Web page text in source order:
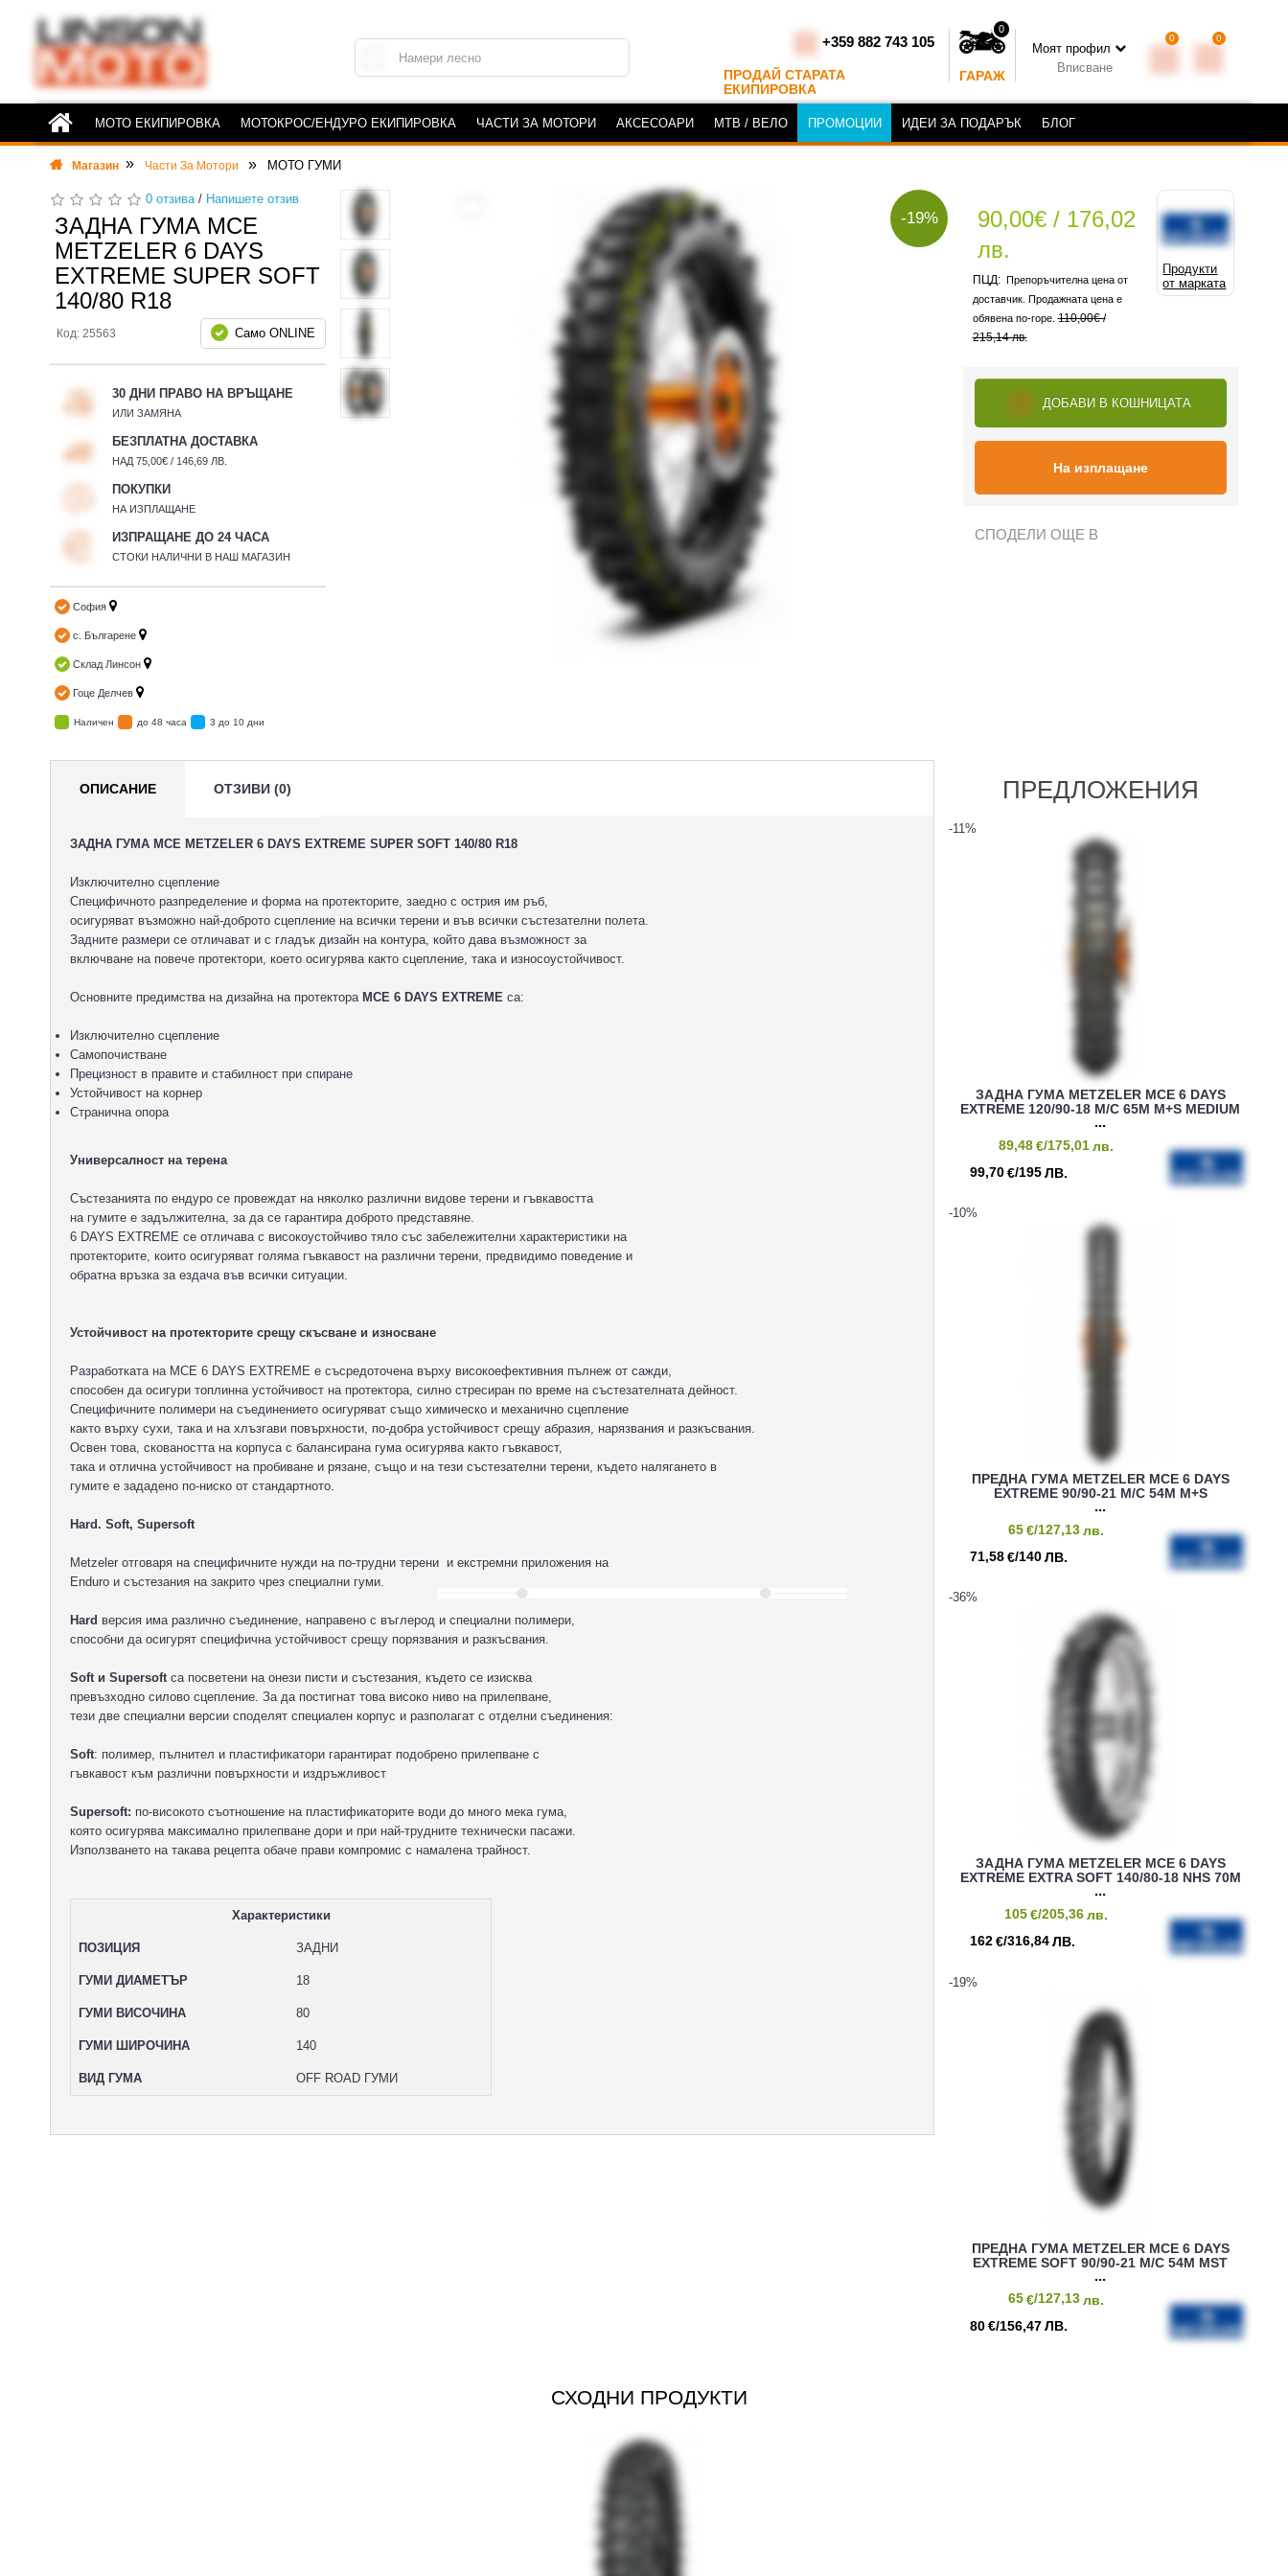
+359 882 743 105
ПРОДАЙ СТАРАТА
ЕКИПИРОВКА
0
ГАРАЖ
Моят профил
Вписване
0 0
МОТО ЕКИПИРОВКА МОТОКРОС/ЕНДУРО ЕКИПИРОВКА ЧАСТИ ЗА МОТОРИ АКСЕСОАРИ MTB / ВЕЛО ПРОМОЦИИ ИДЕИ ЗА ПОДАРЪК БЛОГ
Магазин Части За Мотори МОТО ГУМИ
0 отзива/ Напишете отзив
ЗАДНА ГУМА MCE
METZELER 6 DAYS
EXTREME SUPER SOFT
140/80 R18
Код: 25563 Само ONLINE
30 ДНИ ПРАВО НА ВРЪЩАНЕ
ИЛИ ЗАМЯНА
БЕЗПЛАТНА ДОСТАВКА
НАД 75,00€ / 146,69 ЛВ.
ПОКУПКИ
НА ИЗПЛАЩАНЕ
ИЗПРАЩАНЕ ДО 24 ЧАСА
СТОКИ НАЛИЧНИ В НАШ МАГАЗИН
София
с. Българене
Склад Линсон
Гоце Делчев
Наличен до 48 часа 3 до 10 дни
-19%
Продукти
от марката
90,00€ / 176,02
лв.
Препоръчителна цена от
доставчик. Продажната цена е
обявена по-горе. 110,00€ /
215,14 лв.
ДОБАВИ В КОШНИЦАТА
На изплащане
СПОДЕЛИ ОЩЕ В
ОПИСАНИЕ ОТЗИВИ (0)
ЗАДНА ГУМА MCE METZELER 6 DAYS EXTREME SUPER SOFT 140/80 R18
Изключително сцепление
Специфичното разпределение и форма на протекторите, заедно с острия им ръб,
осигуряват възможно най-доброто сцепление на всички терени и във всички състезателни полета.
Задните размери се отличават и с гладък дизайн на контура, който дава възможност за
включване на повече протектори, което осигурява както сцепление, така и износоустойчивост.
Основните предимства на дизайна на протектораMCE 6 DAYS EXTREME са:
Изключително сцепление
Самопочистване
Прецизност в правите и стабилност при спиране
Устойчивост на корнер
Странична опора
Универсалност на терена
Състезанията по ендуро се провеждат на няколко различни видове терени и гъвкавостта
на гумите е задължителна, за да се гарантира доброто представяне.
6 DAYS EXTREME се отличава с високоустойчиво тяло със забележителни характеристики на
протекторите, които осигуряват голяма гъвкавост на различни терени, предвидимо поведение и
обратна връзка за ездача във всички ситуации.
Устойчивост на протекторите срещу скъсване и износване
Разработката на MCE 6 DAYS EXTREME е съсредоточена върху високоефективния пълнеж от сажди,
способен да осигури топлинна устойчивост на протектора, силно стресиран по време на състезателната дейност.
Специфичните полимери на съединението осигуряват също химическо и механично сцепление
както върху сухи, така и на хлъзгави повърхности, по-добра устойчивост срещу абразия, нарязвания и разкъсвания.
Освен това, сковаността на корпуса с балансирана гума осигурява както гъвкавост,
така и отлична устойчивост на пробиване и рязане, също и на тези състезателни терени, където налягането в
гумите е зададено по-ниско от стандартното.
Hard. Soft, Supersoft
Metzeler отговаря на специфичните нужди на по-трудни терени и екстремни приложения на
Enduro и състезания на закрито чрез специални гуми.
Hard версия има различно съединение, направено с въглерод и специални полимери,
способни да осигурят специфична устойчивост срещу порязвания и разкъсвания.
Soft и Supersoftса посветени на онези писти и състезания, където се изисква
превъзходно силово сцепление. За да постигнат това високо ниво на прилепване,
тези две специални версии споделят специален корпус и разполагат с отделни съединения:
Soft: полимер, пълнител и пластификатори гарантират подобрено прилепване с
гъвкавост към различни повърхности и издръжливост
Supersoft: по-високото съотношение на пластификаторите води до много мека гума,
която осигурява максимално прилепване дори и при най-трудните технически пасажи.
Използването на такава рецепта обаче прави компромис с намалена трайност.
Характеристики
ПОЗИЦИЯ ЗАДНИ
ГУМИ ДИАМЕТЪР 18
ГУМИ ВИСОЧИНА 80
ГУМИ ШИРОЧИНА 140
ВИД ГУМА OFF ROAD ГУМИ
ПРЕДЛОЖЕНИЯ
-11%
ЗАДНА ГУМА METZELER MCE 6 DAYS
EXTREME 120/90-18 M/C 65M M+S MEDIUM
89,48€/175,01лв.
99,70 €/195 ЛВ.
-10%
ПРЕДНА ГУМА METZELER MCE 6 DAYS
EXTREME 90/90-21 M/C 54M M+S
65€/127,13лв.
71,58 €/140 ЛВ.
-36%
ЗАДНА ГУМА METZELER MCE 6 DAYS
EXTREME EXTRA SOFT 140/80-18 NHS 70M
105€/205,36лв.
162 €/316,84 ЛВ.
-19%
ПРЕДНА ГУМА METZELER MCE 6 DAYS
EXTREME SOFT 90/90-21 M/C 54M MST
65€/127,13лв.
80 €/156,47 ЛВ.
СХОДНИ ПРОДУКТИ